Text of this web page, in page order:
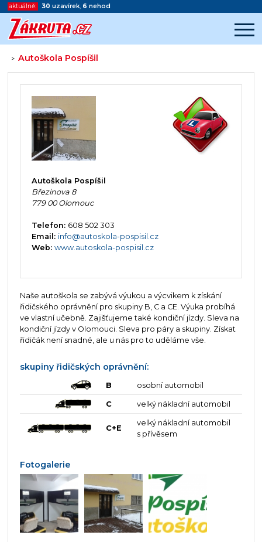
aktuálně: 30 uzavírek, 6 nehod
>Autoškola Pospíšil
Začátek reklamy
Konec reklamy
Autoškola Pospíšil
Březinova 8
779 00 Olomouc
Telefon: 608 502 303
Email: info@autoskola-pospisil.cz
Web: www.autoskola-pospisil.cz
Naše autoškola se zabývá výukou a výcvikem k získání
řidičského oprávnění pro skupiny B, C a CE. Výuka probíhá
ve vlastní učebně. Zajišťujeme také kondiční jízdy. Sleva na
kondiční jízdy v Olomouci. Sleva pro páry a skupiny. Získat
řidičák není snadné, ale u nás pro to uděláme vše.
skupiny řidičských oprávnění:
B osobní automobil
C velký nákladní automobil
C+E
velký nákladní automobil
s přívěsem
Fotogalerie